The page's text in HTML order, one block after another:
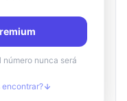
Desconocido
Desconocido
Desconocido
nunca será